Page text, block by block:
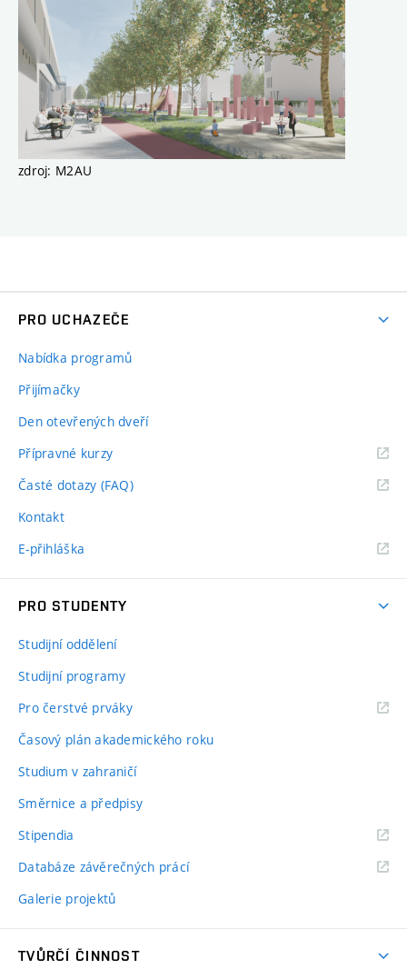
zdroj: M2AU
PRO UCHAZEČE
Nabídka programů
Přijímačky
Den otevřených dveří
Přípravné kurzy
Časté dotazy (FAQ)
Kontakt
E-přihláška
PRO STUDENTY
Studijní oddělení
Studijní programy
Pro čerstvé prváky
Časový plán akademického roku
Studium v zahraničí
Směrnice a předpisy
Stipendia
Databáze závěrečných prácí
Galerie projektů
TVŮRČÍ ČINNOST